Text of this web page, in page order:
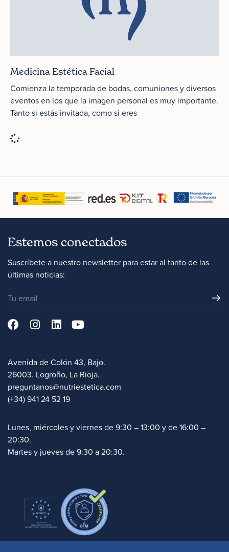
Medicina Estética Facial
Comienza la temporada de bodas, comuniones y diversos
eventos en los que la imagen personal es muy importante.
Tanto si estás invitada, como si eres
Estemos conectados
Suscríbete a nuestro newsletter para estar al tanto de las
últimas noticias:
Avenida de Colón 43, Bajo.
26003. Logroño, La Rioja.
preguntanos@nutriestetica.com
(+34) 941 24 52 19
Lunes, miércoles y viernes de 9:30 – 13:00 y de 16:00 –
20:30.
Martes y jueves de 9:30 a 20:30.